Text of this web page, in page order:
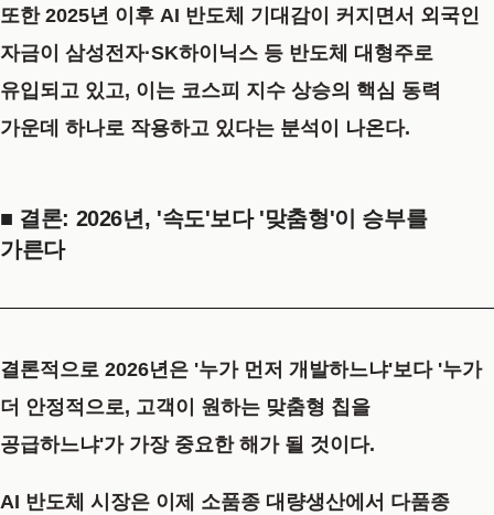
또한 2025년 이후 AI 반도체 기대감이 커지면서 외국인
자금이 삼성전자·SK하이닉스 등 반도체 대형주로
유입되고 있고, 이는 코스피 지수 상승의 핵심 동력
가운데 하나로 작용하고 있다는 분석이 나온다.
■ 결론: 2026년, '속도'보다 '맞춤형'이 승부를
가른다
결론적으로 2026년은 '누가 먼저 개발하느냐'보다 '누가
더 안정적으로, 고객이 원하는 맞춤형 칩을
공급하느냐'가 가장 중요한 해가 될 것이다.
AI 반도체 시장은 이제 소품종 대량생산에서 다품종